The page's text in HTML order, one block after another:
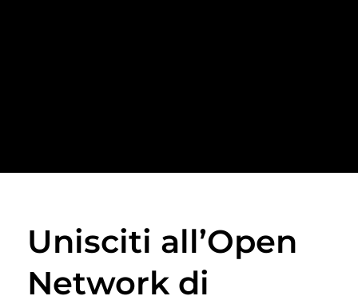
Unisciti all’Open
Network di